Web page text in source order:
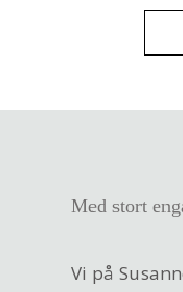
Med stort
Vi på